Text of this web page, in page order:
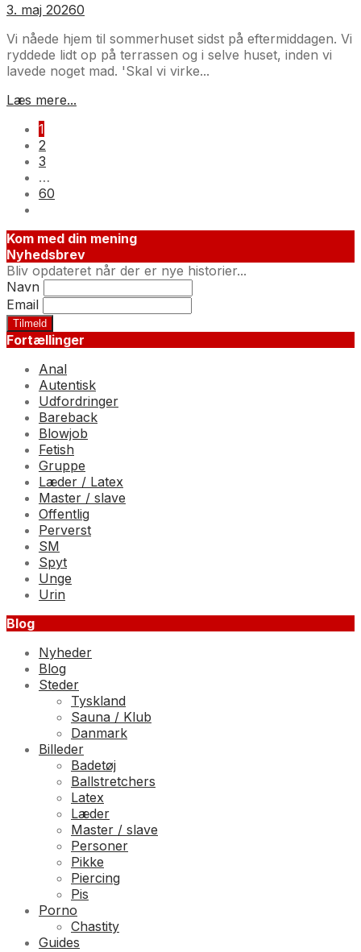
3. maj 20260
Vi nåede hjem til sommerhuset sidst på eftermiddagen. Vi
ryddede lidt op på terrassen og i selve huset, inden vi
lavede noget mad. 'Skal vi virke...
Læs mere...
1
2
3
…
60
Kom med din mening
Nyhedsbrev
Bliv opdateret når der er nye historier...
Navn
Email
Fortællinger
Anal
Autentisk
Udfordringer
Bareback
Blowjob
Fetish
Gruppe
Læder / Latex
Master / slave
Offentlig
Perverst
SM
Spyt
Unge
Urin
Blog
Nyheder
Blog
Steder
Tyskland
Sauna / Klub
Danmark
Billeder
Badetøj
Ballstretchers
Latex
Læder
Master / slave
Personer
Pikke
Piercing
Pis
Porno
Chastity
Guides